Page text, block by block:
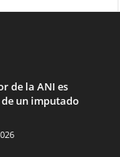
de la ANI es
un imputado